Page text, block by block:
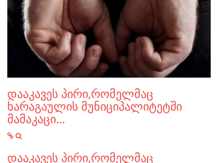
დააკავეს პირი,რომელმაც
ხარაგაულის მუნიციპალიტეტში
მამაკაცი…
დააკავეს პირი,რომელმაც